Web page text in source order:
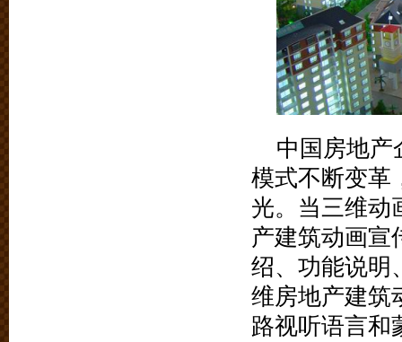
中国房地产
模式不断变革
光。当三维动
产建筑动画宣
绍、功能说明
维房地产建筑
路视听语言和